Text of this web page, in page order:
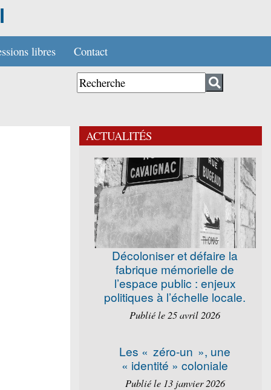
libres Contact
ACTUALITÉS
Décoloniser et défaire la
fabrique mémorielle de
l’espace public : enjeux
politiques à l’échelle locale.
Publié le 25 avril 2026
Les « zéro-un », une
« identité » coloniale
Publié le 13 janvier 2026